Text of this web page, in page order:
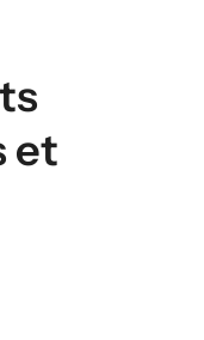
et